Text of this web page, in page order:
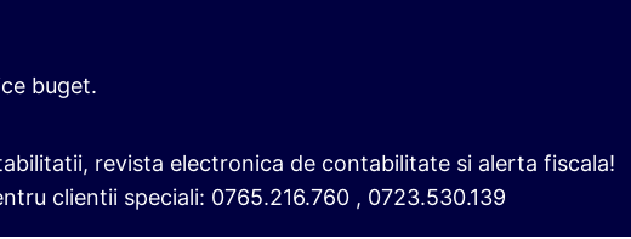
buget.
revista electronica de contabilitate si alerta fiscala!
clientii speciali: 0765.216.760 , 0723.530.139